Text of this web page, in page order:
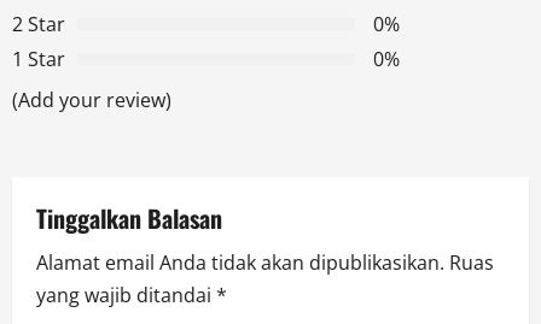
a
t
o
n
2 Star
0%
1 Star
0%
(Add your review)
Tinggalkan Balasan
Alamat email Anda tidak akan dipublikasikan. Ruas
yang wajib ditandai *